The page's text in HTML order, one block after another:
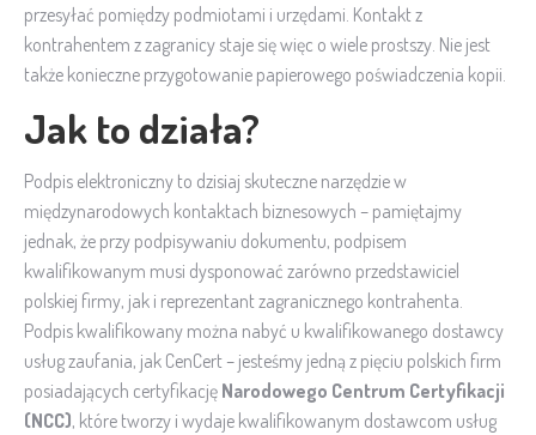
przesyłać pomiędzy podmiotami i urzędami. Kontakt z
kontrahentem z zagranicy staje się więc o wiele prostszy. Nie jest
także konieczne przygotowanie papierowego poświadczenia kopii.
Jak to działa?
Podpis elektroniczny to dzisiaj skuteczne narzędzie w
międzynarodowych kontaktach biznesowych – pamiętajmy
jednak, że przy podpisywaniu dokumentu, podpisem
kwalifikowanym musi dysponować zarówno przedstawiciel
polskiej firmy, jak i reprezentant zagranicznego kontrahenta.
Podpis kwalifikowany można nabyć u kwalifikowanego dostawcy
usług zaufania, jak CenCert – jesteśmy jedną z pięciu polskich firm
posiadających certyfikację Narodowego Centrum Certyfikacji
(NCC), które tworzy i wydaje kwalifikowanym dostawcom usług